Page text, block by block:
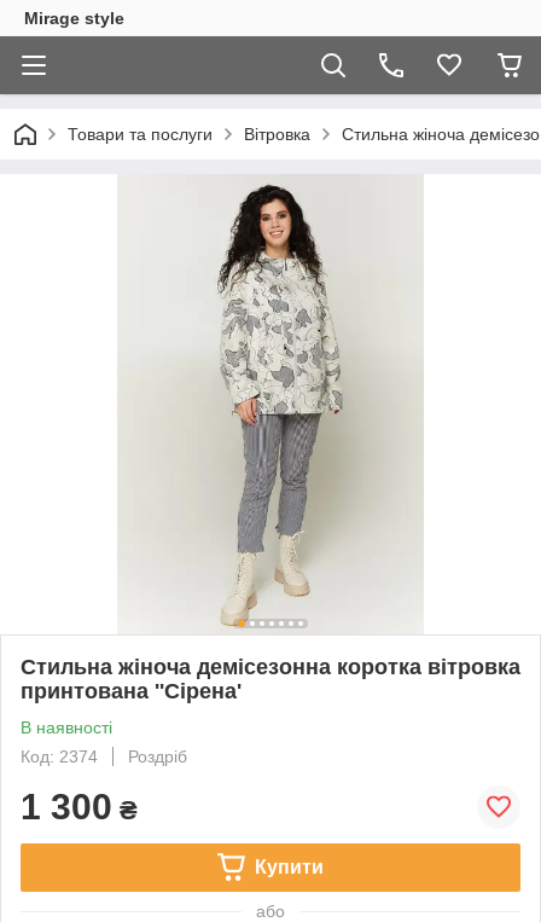
Mirage style
Товари та послуги Вітровка Стильна жіноча
Стильна жіноча демісезонна коротка вітровка
принтована ''Сірена'
В наявності
Код: 2374
Роздріб
1 300 ₴
Купити
або